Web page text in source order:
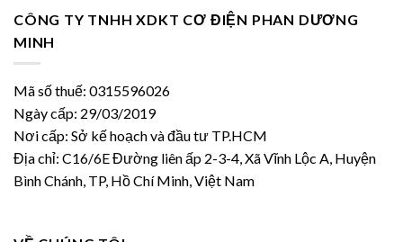
CÔNG TY TNHH XDKT CƠ ĐIỆN PHAN DƯƠNG
MINH
Mã số thuế: 0315596026
Ngày cấp: 29/03/2019
Nơi cấp: Sở kế hoạch và đầu tư TP.HCM
Địa chỉ: C16/6E Đường liên ấp 2-3-4, Xã Vĩnh Lộc A, Huyện
Bình Chánh, TP, Hồ Chí Minh, Việt Nam